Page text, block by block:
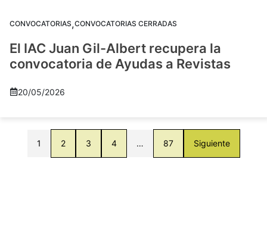
CONVOCATORIAS,CONVOCATORIAS CERRADAS
El IAC Juan Gil-Albert recupera la
convocatoria de Ayudas a Revistas
20/05/2026
1 2 3 4 … 87 Siguiente